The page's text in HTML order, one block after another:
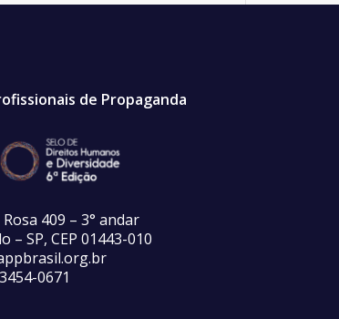
de Propaganda
409 – 3° andar
– SP, CEP 01443-010
0671